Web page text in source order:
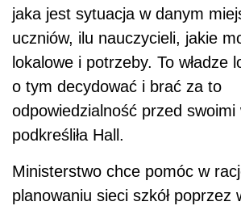
jaka jest sytuacja w danym
uczniów, ilu nauczycieli, jakie
lokalowe i potrzeby. To władze
o tym decydować i brać za to
odpowiedzialność przed
podkreśliła Hall.
Ministerstwo chce pomóc w
planowaniu sieci szkół poprzez